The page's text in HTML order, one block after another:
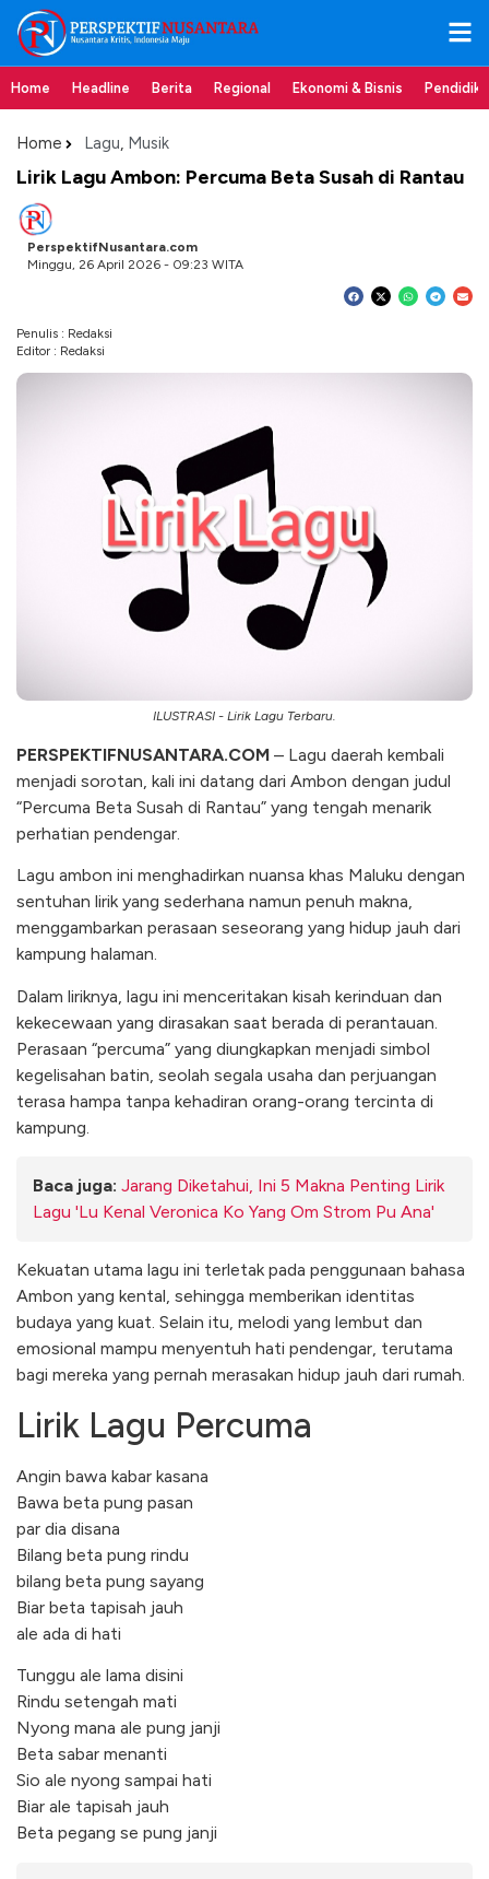
Home Headline Berita Regional Ekonomi & Bisnis
Home Lagu, Musik
Lirik Lagu Ambon: Percuma Beta Susah di Rantau
PerspektifNusantara.com
Minggu, 26 April 2026 - 09:23 WITA
Penulis : Redaksi
Editor : Redaksi
ILUSTRASI - Lirik Lagu Terbaru.
PERSPEKTIFNUSANTARA.COM – Lagu daerah kembali
menjadi sorotan, kali ini datang dari Ambon dengan judul
“Percuma Beta Susah di Rantau” yang tengah menarik
perhatian pendengar.
Lagu ambon ini menghadirkan nuansa khas Maluku dengan
sentuhan lirik yang sederhana namun penuh makna,
menggambarkan perasaan seseorang yang hidup jauh dari
kampung halaman.
Dalam liriknya, lagu ini menceritakan kisah kerinduan dan
kekecewaan yang dirasakan saat berada di perantauan.
Perasaan “percuma” yang diungkapkan menjadi simbol
kegelisahan batin, seolah segala usaha dan perjuangan
terasa hampa tanpa kehadiran orang-orang tercinta di
kampung.
Baca juga: Jarang Diketahui, Ini 5 Makna Penting Lirik
Lagu 'Lu Kenal Veronica Ko Yang Om Strom Pu Ana'
Kekuatan utama lagu ini terletak pada penggunaan bahasa
Ambon yang kental, sehingga memberikan identitas
budaya yang kuat. Selain itu, melodi yang lembut dan
emosional mampu menyentuh hati pendengar, terutama
bagi mereka yang pernah merasakan hidup jauh dari rumah.
Lirik Lagu Percuma
Angin bawa kabar kasana
Bawa beta pung pasan
par dia disana
Bilang beta pung rindu
bilang beta pung sayang
Biar beta tapisah jauh
ale ada di hati
Tunggu ale lama disini
Rindu setengah mati
Nyong mana ale pung janji
Beta sabar menanti
Sio ale nyong sampai hati
Biar ale tapisah jauh
Beta pegang se pung janji